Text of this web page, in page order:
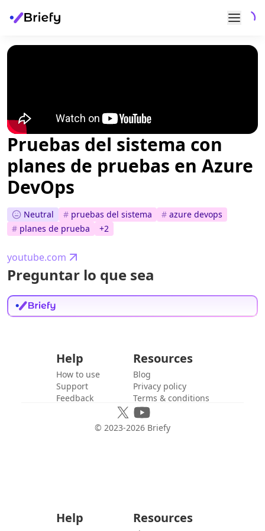
Pruebas del sistema con
planes de pruebas en Azure
DevOps
Neutral # pruebas del sistema # azure devops
# planes de prueba +2
youtube.com
Preguntar lo que sea
Help
How to use
Support
Feedback
Resources
Blog
Privacy policy
Terms & conditions
© 2023-2026 Briefy
Help Resources